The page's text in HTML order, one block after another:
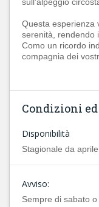
Questa esperienza
serenità, rendendo
Como un ricordo
compagnia dei
Condizioni
Disponibilità
Stagionale da
Avviso:
Sempre di sabato o